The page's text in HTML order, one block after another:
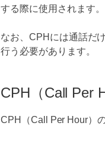
する際に使用されます。
なお、CPHには通話だ
行う必要があります。
CPH（Call Per
CPH（Call Per Hour）